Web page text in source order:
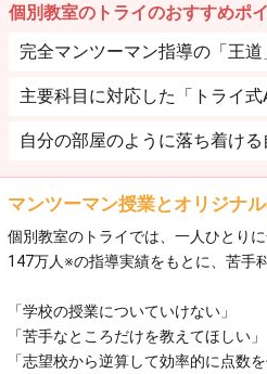
個別教室のトライのおすすめポ
完全マンツーマン指導の「王
主要科目に対応した「トライ
自分の部屋のように落ち着け
マンツーマン授業とオリジナ
個別教室のトライでは、一人ひとり
147万人※の指導実績をもとに、苦手
「学校の授業についていけない」​
「苦手なところだけを教えてほしい」​
「志望校から逆算して効率的に点数を